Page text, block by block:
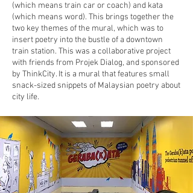
(which means train car or coach) and kata
(which means word). This brings together the
two key themes of the mural, which was to
insert poetry into the bustle of a downtown
train station. This was a collaborative project
with friends from Projek Dialog, and sponsored
by ThinkCity. It is a mural that features small
snack-sized snippets of Malaysian poetry about
city life.